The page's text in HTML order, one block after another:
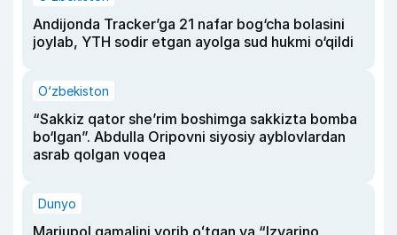
Andijonda Tracker’ga 21 nafar bog‘cha bolasini
joylab, YTH sodir etgan ayolga sud hukmi o‘qildi
O‘zbekiston
“Sakkiz qator she’rim boshimga sakkizta bomba
bo‘lgan”. Abdulla Oripovni siyosiy ayblovlardan
asrab qolgan voqea
Dunyo
Mariupol qamalini yorib oʻtgan va “Izvarino